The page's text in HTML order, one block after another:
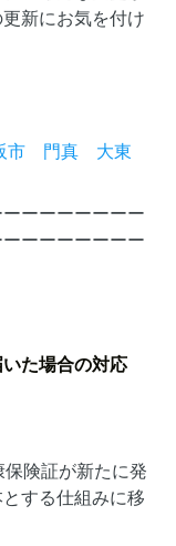
新にお気を付け
阪市 門真 大東
ーーーーーーー
ーーーーーーー
た場合の対応
険証が新たに発
する仕組みに移